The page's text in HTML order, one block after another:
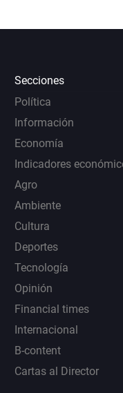
Secciones
Política
Información
Economía
Indicadores
Agro
Ambiente
Cultura
Deportes
Tecnología
Opinión
Financial times
Internacional
B-content
Cartas al Director